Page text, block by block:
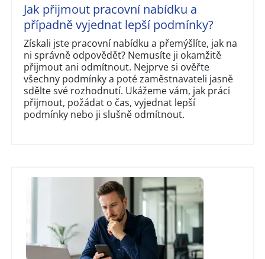
Jak přijmout pracovní nabídku a
případně vyjednat lepší podmínky?
Získali jste pracovní nabídku a přemýšlíte, jak na
ni správně odpovědět? Nemusíte ji okamžitě
přijmout ani odmítnout. Nejprve si ověřte
všechny podmínky a poté zaměstnavateli jasně
sdělte své rozhodnutí. Ukážeme vám, jak práci
přijmout, požádat o čas, vyjednat lepší
podmínky nebo ji slušně odmítnout.